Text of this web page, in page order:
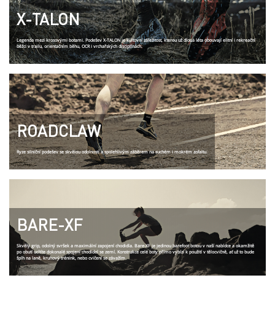
X-TALON
Legenda mezi krosovými botami. Podešev X-TALON je kultovní záležitost, kterou už dloua léta obouvají elitní i rekreační
běžci v trailu, orientačním běhu, OCR i vrchařských disciplínách.
ROADCLAW
Ryze silniční podešev se skvělou odolností a spolehlivým záběrem na suchém i mokrém asfaltu.
BARE-XF
Skvělý grip, odolný svršek a maximální zapojení chodidla. Bare-XF je jedinou barefoot botou v naší nabídce a okamžitě
po obutí ucítíte dokonalé spojení chodidel se zemí. Konstrukce celé boty přímo vybízí k použití v tělocvičně, ať už to bude
šplh na laně, kruhový trénink, nebo cvičení se závažím.